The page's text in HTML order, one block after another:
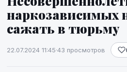
наркозависимых
сажать в тюрьму
22.07.2024 11:45·43 просмотров